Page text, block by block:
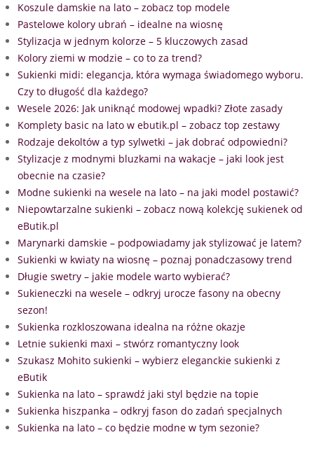
Koszule damskie na lato – zobacz top modele
Pastelowe kolory ubrań – idealne na wiosnę
Stylizacja w jednym kolorze – 5 kluczowych zasad
Kolory ziemi w modzie – co to za trend?
Sukienki midi: elegancja, która wymaga świadomego wyboru.
Czy to długość dla każdego?
Wesele 2026: Jak uniknąć modowej wpadki? Złote zasady
Komplety basic na lato w ebutik.pl – zobacz top zestawy
Rodzaje dekoltów a typ sylwetki – jak dobrać odpowiedni?
Stylizacje z modnymi bluzkami na wakacje – jaki look jest
obecnie na czasie?
Modne sukienki na wesele na lato – na jaki model postawić?
Niepowtarzalne sukienki – zobacz nową kolekcję sukienek od
eButik.pl
Marynarki damskie – podpowiadamy jak stylizować je latem?
Sukienki w kwiaty na wiosnę – poznaj ponadczasowy trend
Długie swetry – jakie modele warto wybierać?
Sukieneczki na wesele – odkryj urocze fasony na obecny
sezon!
Sukienka rozkloszowana idealna na różne okazje
Letnie sukienki maxi – stwórz romantyczny look
Szukasz Mohito sukienki – wybierz eleganckie sukienki z
eButik
Sukienka na lato – sprawdź jaki styl będzie na topie
Sukienka hiszpanka – odkryj fason do zadań specjalnych
Sukienka na lato – co będzie modne w tym sezonie?